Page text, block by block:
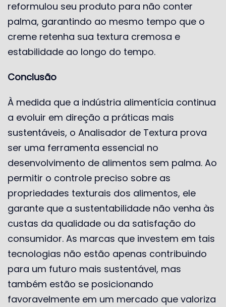
reformulou seu produto para não conter
palma, garantindo ao mesmo tempo que o
creme retenha sua textura cremosa e
estabilidade ao longo do tempo.
Conclusão
À medida que a indústria alimentícia continua
a evoluir em direção a práticas mais
sustentáveis, o Analisador de Textura prova
ser uma ferramenta essencial no
desenvolvimento de alimentos sem palma. Ao
permitir o controle preciso sobre as
propriedades texturais dos alimentos, ele
garante que a sustentabilidade não venha às
custas da qualidade ou da satisfação do
consumidor. As marcas que investem em tais
tecnologias não estão apenas contribuindo
para um futuro mais sustentável, mas
também estão se posicionando
favoravelmente em um mercado que valoriza